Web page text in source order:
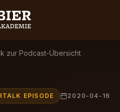
zur Podcast-Übersicht
EPISODE 2020-04-16